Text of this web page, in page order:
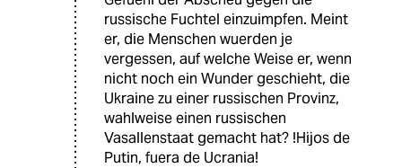
russische Fuchtel einzuimpfen. Meint
er, die Menschen wuerden je
vergessen, auf welche Weise er, wenn
nicht noch ein Wunder geschieht, die
Ukraine zu einer russischen Provinz,
wahlweise einen russischen
Vasallenstaat gemacht hat? !Hijos de
Putin, fuera de Ucrania!